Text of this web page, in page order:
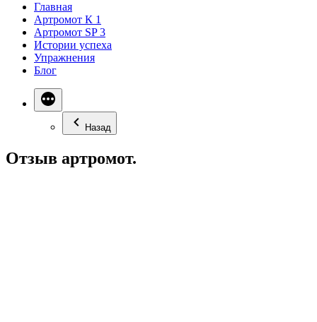
Главная
Артромот К 1
Артромот SP 3
Истории успеха
Упражнения
Блог
Назад
Отзыв артромот.